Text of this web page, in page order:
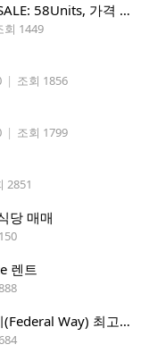
[UPDATED 6/30/2026] HOTEL FOR SALE: 58Units, 가격 295만불, 연매상 135만불
회 1449
| 조회 1856
| 조회 1799
2851
당 매매
렌트
프라임 상업용 임대 공간 – 페더럴웨이(Federal Way) 최고의 가시성 입지